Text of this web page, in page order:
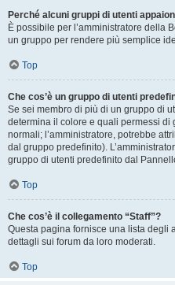
Perché alcuni gruppi di utenti
È possibile per l’amministratore della
un gruppo per rendere più semplice
Top
Che cos’è un gruppo di utenti
Se sei membro di più di un gruppo di
determina il colore e quali permessi di
normali; l’amministratore, potrebbe
dal gruppo predefinito).
gruppo di utenti predefinito dal
Top
Che cos’è il collegamento “Staff”?
Questa pagina fornisce una lista degli
dettagli sui forum da loro moderati.
Top